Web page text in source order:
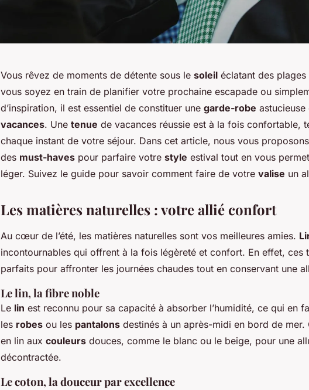
Vous rêvez de moments de détente sous le soleil éclatant des
vous soyez en train de planifier votre prochaine escapade ou
d’inspiration, il est essentiel de constituer une garde-robe
vacances. Une tenue de vacances réussie est à la fois confortable,
chaque instant de votre séjour. Dans cet article, nous vous
des must-haves pour parfaire votre style estival tout en vous
léger. Suivez le guide pour savoir comment faire de votre valise un
Les matières naturelles : votre allié confort
Au cœur de l’été, les matières naturelles sont vos meilleures amies.
incontournables qui offrent à la fois légèreté et confort. En effet, ces
parfaits pour affronter les journées chaudes tout en conservant une
Le lin, la fibre noble
Le lin est reconnu pour sa capacité à absorber l’humidité, ce qui en
les robes ou les pantalons destinés à un après-midi en bord de mer.
en lin aux couleurs douces, comme le blanc ou le beige, pour une
décontractée.
Le coton, la douceur par excellence